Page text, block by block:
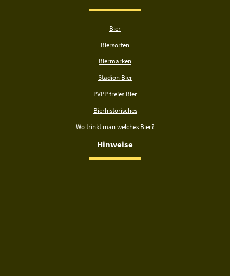
Bier
Biersorten
Biermarken
Stadion Bier
PVPP freies Bier
Bierhistorisches
Wo trinkt man welches Bier?
Hinweise